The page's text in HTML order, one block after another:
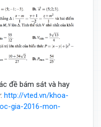
đề bám sát và hay
http://vted.vn/khoa-
gia-2016-mon-